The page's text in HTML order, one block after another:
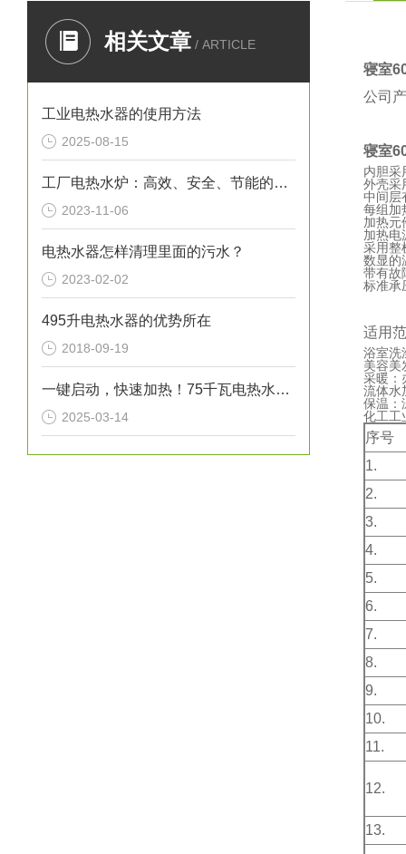
相关文章 / ARTICLE
工业电热水器的使用方法
2025-08-15
工厂电热水炉：高效、安全、节能的热水解决方案
2023-11-06
电热水器怎样清理里面的污水？
2023-02-02
495升电热水器的优势所在
2018-09-19
一键启动，快速加热！75千瓦电热水炉打造高效热水解决方案！
2025-03-14
寝室
公司
寝室
内胆采
外壳采
中间层
每组加
加热元
加热电
采用整
数显的
带有故
标准承
适用
浴室洗
美容美
采暖：
流体水
保温：
化工工
序号
1.
2.
3.
4.
5.
6.
7.
8.
9.
10.
11.
12.
13.